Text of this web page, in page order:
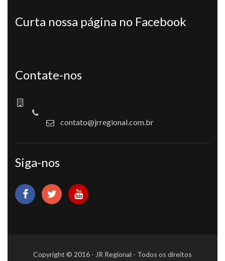
Curta nossa página no Facebook
Contate-nos
contato@jrregional.com.br
Siga-nos
Copyright © 2016 - JR Regional - Todos os direitos